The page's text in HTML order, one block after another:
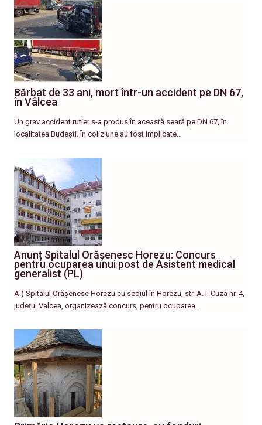
Bărbat de 33 ani, mort într-un accident pe DN 67,
în Vâlcea
Un grav accident rutier s-a produs în această seară pe DN 67, în
localitatea Budești. În coliziune au fost implicate…
Anunț Spitalul Orășenesc Horezu: Concurs
pentru ocuparea unui post de Asistent medical
generalist (PL)
A.) Spitalul Orășenesc Horezu cu sediul în Horezu, str. A. I. Cuza nr. 4,
județul Valcea, organizează concurs, pentru ocuparea…